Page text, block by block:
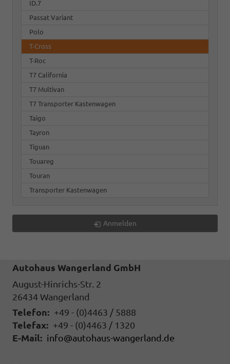
ID.7
Passat Variant
Polo
T-Cross
T-Roc
T7 California
T7 Multivan
T7 Transporter Kastenwagen
Taigo
Tayron
Tiguan
Touareg
Touran
Transporter Kastenwagen
Anmelden
Autohaus Wangerland GmbH
August-Hinrichs-Str. 2
26434 Wangerland
Telefon: +49 - (0)4463 / 5888
Telefax: +49 - (0)4463 / 1320
E-Mail: info@autohaus-wangerland.de